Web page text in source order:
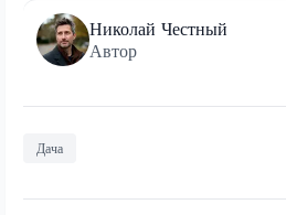
Николай Честный
Автор
Дача